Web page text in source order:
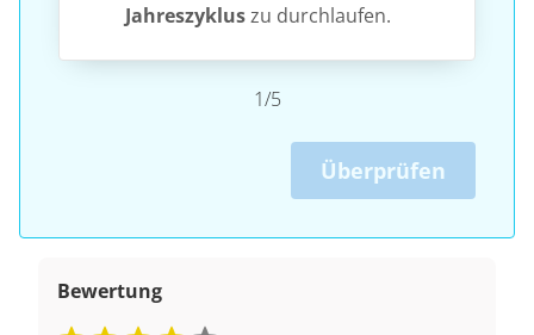
Jahreszykluszu durchlaufen.
1/5
Überprüfen
Bewertung